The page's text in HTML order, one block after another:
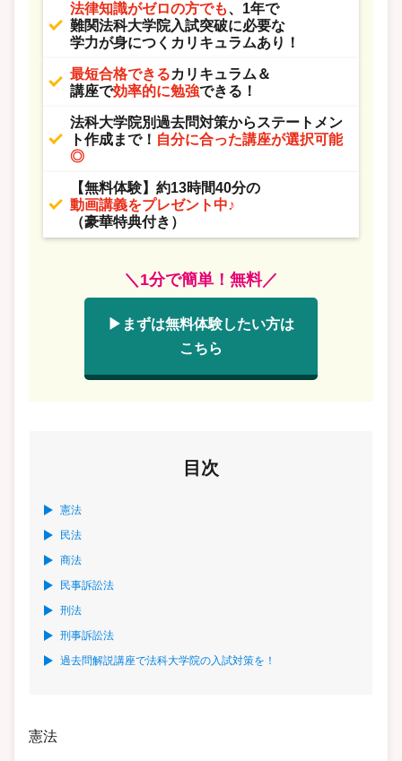
法律知識がゼロの方でも、1年で
難関法科大学院入試突破に必要な
学力が身につくカリキュラムあり！
最短合格できるカリキュラム＆
講座で効率的に勉強できる！
法科大学院別過去問対策からステートメン
ト作成まで！ 自分に合った講座が選択可能
◎
【無料体験】約13時間40分の
動画講義をプレゼント中♪
（豪華特典付き）
＼1分で簡単！無料／
▶まずは無料体験したい方は
こちら
目次
憲法
民法
商法
民事訴訟法
刑法
刑事訴訟法
過去問解説講座で法科大学院の入試対策を！
憲法